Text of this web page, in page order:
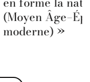
(Moyen
moderne) »